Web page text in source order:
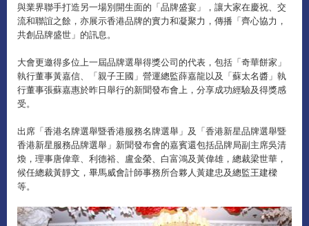
與業界聯手打造另一場別開生面的「品牌盛宴」，讓大家在慶祝、交
流和聯誼之餘，亦展示香港品牌的實力和凝聚力，傳播「齊心協力，
共創品牌盛世」的訊息。
大會更邀得多位上一屆品牌選舉得獎公司的代表，包括「奇華餅家」
執行董事黃嘉信、「親子王國」營運總監薛嘉龍以及「蘇太名醬」執
行董事張蘇嘉惠於昨日舉行的新聞發布會上，分享成功經驗及得獎感
受。
出席「香港名牌選舉暨香港服務名牌選舉」及「香港新星品牌選舉暨
香港新星服務品牌選舉」新聞發布會的嘉賓還包括品牌局副主席吳清
煥，理事唐偉章、利德裕、盧金榮、白富鴻及黃偉雄，總裁梁世華，
候任總裁黃靜文，畢馬威會計師事務所合夥人黃建忠及總監王建樑
等。